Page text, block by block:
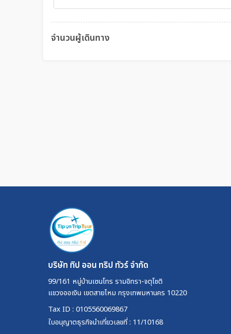
จำนวนผู้เดินทาง
บริษัท ทิป ออน ทริป ทัวร์ จำกัด
99/161 หมู่บ้านเซนโทร รามอิทรา-จตุโชติ
แขวงออเงิน เขตสายไหม กรุงเทพมหานคร 10220
Tax ID : 0105560069867
ใบอนุญาตธุรกิจนำเที่ยวเลขที่ : 11/10168